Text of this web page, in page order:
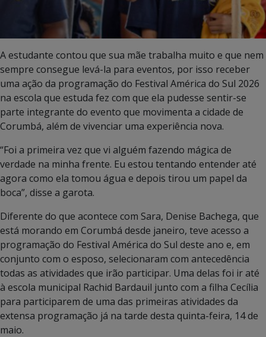
A estudante contou que sua mãe trabalha muito e que nem
sempre consegue levá-la para eventos, por isso receber
uma ação da programação do Festival América do Sul 2026
na escola que estuda fez com que ela pudesse sentir-se
parte integrante do evento que movimenta a cidade de
Corumbá, além de vivenciar uma experiência nova.
“Foi a primeira vez que vi alguém fazendo mágica de
verdade na minha frente. Eu estou tentando entender até
agora como ela tomou água e depois tirou um papel da
boca”, disse a garota.
Diferente do que acontece com Sara, Denise Bachega, que
está morando em Corumbá desde janeiro, teve acesso a
programação do Festival América do Sul deste ano e, em
conjunto com o esposo, selecionaram com antecedência
todas as atividades que irão participar. Uma delas foi ir até
à escola municipal Rachid Bardauil junto com a filha Cecília
para participarem de uma das primeiras atividades da
extensa programação já na tarde desta quinta-feira, 14 de
maio.